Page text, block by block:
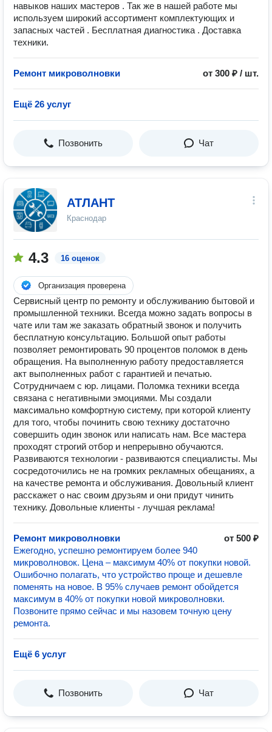
навыков наших мастеров . Так же в нашей работе мы
используем широкий ассортимент комплектующих и
запасных частей . Бесплатная диагностика . Доставка
техники.
Ремонт микроволновки от 300 ₽ / шт.
Ещё 26 услуг
Позвонить Чат
АТЛАНТ
Краснодар
4.3 16 оценок
Организация проверена
Сервисный центр по ремонту и обслуживанию бытовой и
промышленной техники. Всегда можно задать вопросы в
чате или там же заказать обратный звонок и получить
бесплатную консультацию. Большой опыт работы
позволяет ремонтировать 90 процентов поломок в день
обращения. На выполненную работу предоставляется
акт выполненных работ с гарантией и печатью.
Сотрудничаем с юр. лицами. Поломка техники всегда
связана с негативными эмоциями. Мы создали
максимально комфортную систему, при которой клиенту
для того, чтобы починить свою технику достаточно
совершить один звонок или написать нам. Все мастера
проходят строгий отбор и непрерывно обучаются.
Развиваются технологии - развиваются специалисты. Мы
сосредоточились не на громких рекламных обещаниях, а
на качестве ремонта и обслуживания. Довольный клиент
расскажет о нас своим друзьям и они придут чинить
технику. Довольные клиенты - лучшая реклама!
Ремонт микроволновки
от 500 ₽
Ежегодно, успешно ремонтируем более 940
микроволновок. Цена – максимум 40% от покупки новой.
Ошибочно полагать, что устройство проще и дешевле
поменять на новое. В 95% случаев ремонт обойдется
максимум в 40% от покупки новой микроволновки.
Позвоните прямо сейчас и мы назовем точную цену
ремонта.
Ещё 6 услуг
Позвонить Чат